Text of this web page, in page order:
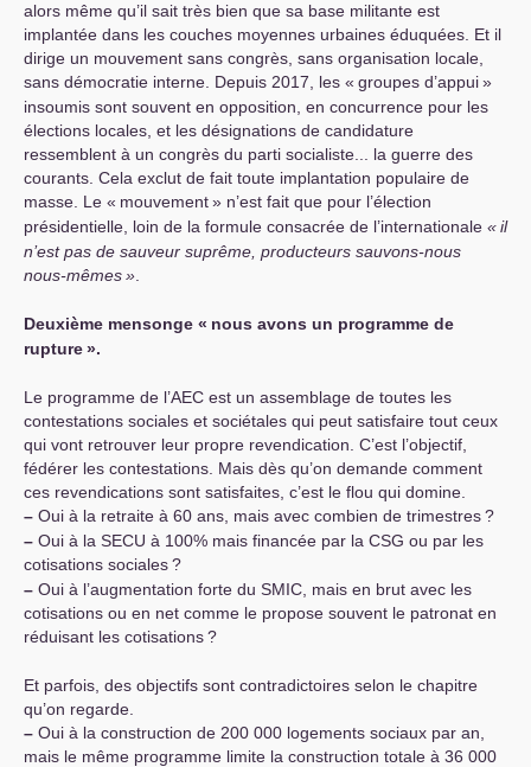
alors même qu’il sait très bien que sa base militante est
implantée dans les couches moyennes urbaines éduquées. Et il
dirige un mouvement sans congrès, sans organisation locale,
sans démocratie interne. Depuis 2017, les « groupes d’appui»
insoumis sont souvent en opposition, en concurrence pour les
élections locales, et les désignations de candidature
ressemblent à un congrès du parti socialiste... la guerre des
courants. Cela exclut de fait toute implantation populaire de
masse. Le « mouvement» n’est fait que pour l’élection
présidentielle, loin de la formule consacrée de l’internationale «il
n’est pas de sauveur suprême, producteurs sauvons-nous
nous-mêmes»
Deuxième mensonge « nous avons un programme de
rupture».
Le programme de l’AEC est un assemblage de toutes les
contestations sociales et sociétales qui peut satisfaire tout ceux
qui vont retrouver leur propre revendication. C’est l’objectif,
fédérer les contestations. Mais dès qu’on demande comment
ces revendications sont satisfaites, c’est le flou qui domine.
– Oui à la retraite à 60 ans, mais avec combien de trimestres?
– Oui à la SECU à 100% mais financée par la CSG ou par les
cotisations sociales?
– Oui à l’augmentation forte du SMIC , mais en brut avec les
cotisations ou en net comme le propose souvent le patronat en
réduisant les cotisations?
Et parfois, des objectifs sont contradictoires selon le chapitre
qu’on regarde.
– Oui à la construction de 200 000 logements sociaux par an,
mais le même programme limite la construction totale à 36 000